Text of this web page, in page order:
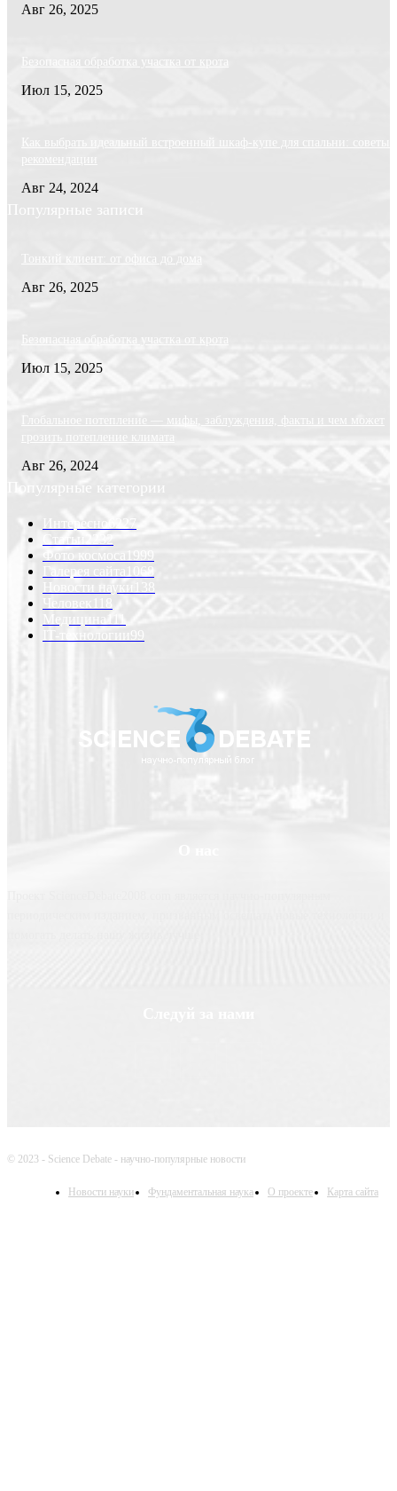
Авг 26, 2025
Безопасная обработка участка от крота
Июл 15, 2025
Как выбрать идеальный встроенный шкаф-купе для спальни: советы
рекомендации
Авг 24, 2024
Популярные записи
Тонкий клиент: от офиса до дома
Авг 26, 2025
Безопасная обработка участка от крота
Июл 15, 2025
Глобальное потепление — мифы, заблуждения, факты и чем может
грозить потепление климата
Авг 26, 2024
Популярные категории
Интересно
Статьи
Фото космоса
1999
Галерея сайта 1068
Новости науки
Человек
Медицина
IT-технологии99
© 2023 - Science Debate - научно-популярные новости
Новости науки Фундаментальная наука О проекте Карта сайта